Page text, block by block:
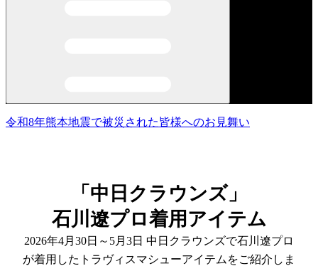
令和8年熊本地震で被災された皆様へのお見舞い
「中日クラウンズ」
石川遼プロ着用アイテム
2026年4月30日～5月3日 中日クラウンズで石川遼プロ
が着用したトラヴィスマシューアイテムをご紹介しま